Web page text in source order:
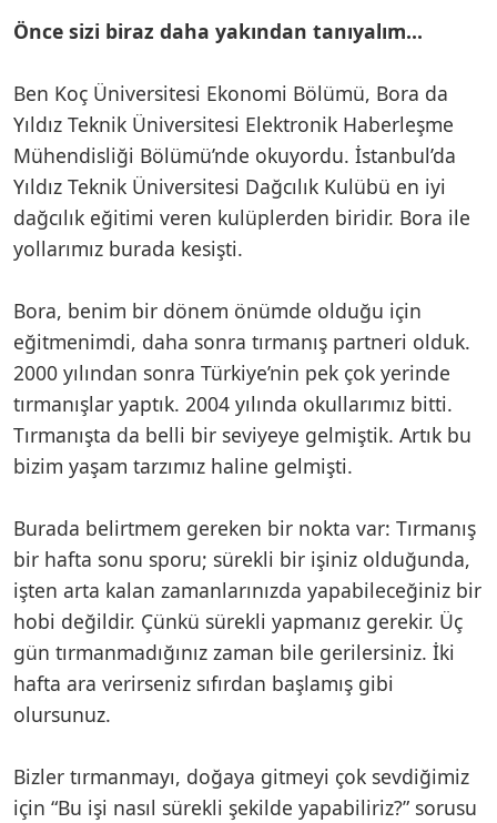
Önce sizi biraz daha yakından tanıyalım...
Ben Koç Üniversitesi Ekonomi Bölümü, Bora da
Yıldız Teknik Üniversitesi Elektronik Haberleşme
Mühendisliği Bölümü’nde okuyordu. İstanbul’da
Yıldız Teknik Üniversitesi Dağcılık Kulübü en iyi
dağcılık eğitimi veren kulüplerden biridir. Bora ile
yollarımız burada kesişti.
Bora, benim bir dönem önümde olduğu için
eğitmenimdi, daha sonra tırmanış partneri olduk.
2000 yılından sonra Türkiye’nin pek çok yerinde
tırmanışlar yaptık. 2004 yılında okullarımız bitti.
Tırmanışta da belli bir seviyeye gelmiştik. Artık bu
bizim yaşam tarzımız haline gelmişti.
Burada belirtmem gereken bir nokta var: Tırmanış
bir hafta sonu sporu; sürekli bir işiniz olduğunda,
işten arta kalan zamanlarınızda yapabileceğiniz bir
hobi değildir. Çünkü sürekli yapmanız gerekir. Üç
gün tırmanmadığınız zaman bile gerilersiniz. İki
hafta ara verirseniz sıfırdan başlamış gibi
olursunuz.
Bizler tırmanmayı, doğaya gitmeyi çok sevdiğimiz
için “Bu işi nasıl sürekli şekilde yapabiliriz?” sorusu